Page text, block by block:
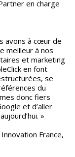
en charge
avons à cœur de
meilleur à nos
et marketing
en font
se
du
donc fiers
et d’aller
»
France,